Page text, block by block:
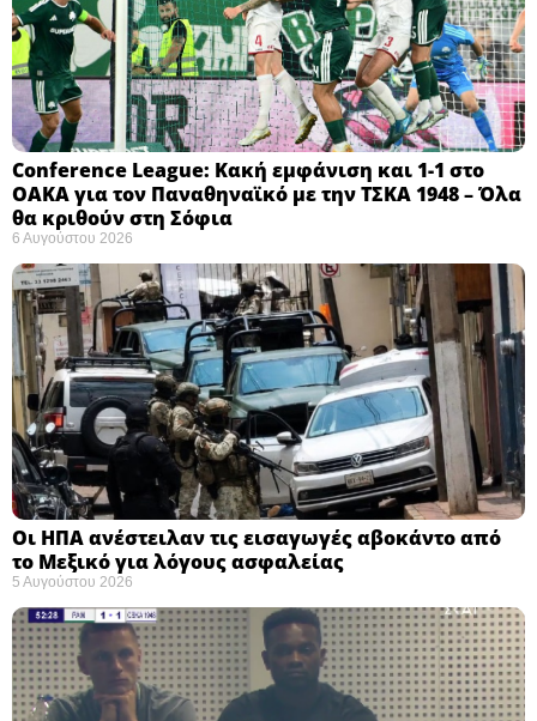
Conference League: Κακή εμφάνιση και 1-1 στο
ΟΑΚΑ για τον Παναθηναϊκό με την ΤΣΚΑ 1948 – Όλα
θα κριθούν στη Σόφια ​
6 Αυγούστου 2026
Οι ΗΠΑ ανέστειλαν τις εισαγωγές αβοκάντο από
το Μεξικό για λόγους ασφαλείας
5 Αυγούστου 2026